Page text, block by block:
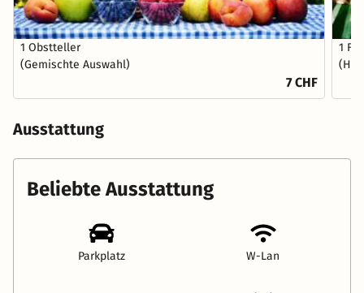
1 Obstteller
(Gemischte Auswahl)
7 CHF
1
Ausstattung
Beliebte Ausstattung
Parkplatz W-Lan